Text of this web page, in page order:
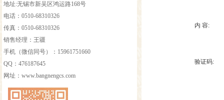
地址:无锡市新吴区鸿运路168号
电话：0510-68310326
传真：0510-68310326
销售经理：王疆
手机（微信同号）：15961751660
QQ：476187645
网址： www.bangnengcs.com
内 容:
验证码: